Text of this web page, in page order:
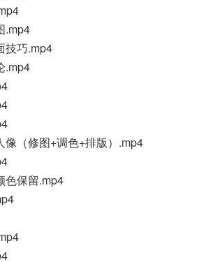
.mp4
技巧.mp4
.mp4
像（修图+调色+排版）.mp4
色保留.mp4